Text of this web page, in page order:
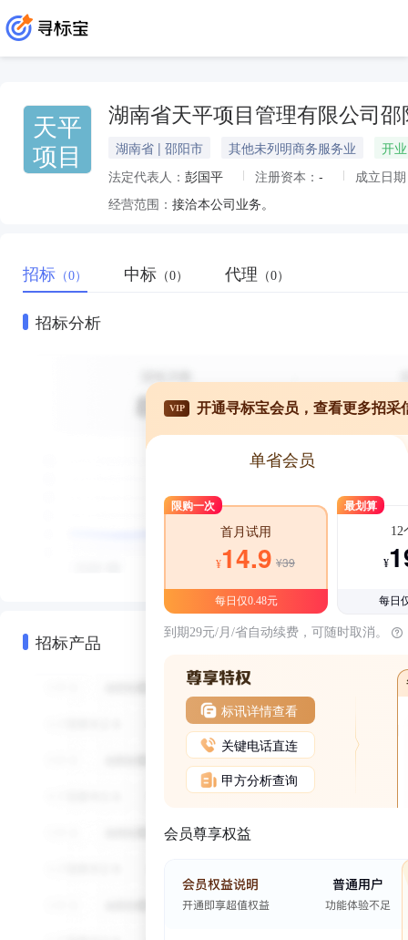
天平
项目
湖南省天平项目管理有限公司邵
湖南省 | 邵阳市 其他未列明商务服务业
开业
法定代表人： 彭国平 注册资本： -
成立日
经营范围： 接洽本公司业务。
招标 （0） 中标 （0） 代理 （0）
招标分析
招标产品
VIP 开通寻标宝会员，查看更多招采
单省会员
限购一次
首月试用
¥14.9 ¥39
每日仅0.48元
最划算
12
¥
每日
到期29元/月/省自动续费，可随时取消。
标讯详情查看
关键电话直连
甲方分析查询
会员尊享权益